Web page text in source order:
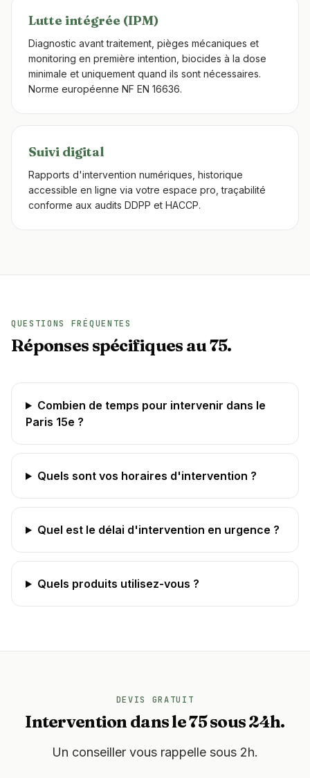
Lutte intégrée (IPM)
Diagnostic avant traitement, pièges mécaniques et
monitoring en première intention, biocides à la dose
minimale et uniquement quand ils sont nécessaires.
Norme européenne NF EN 16636.
Suivi digital
Rapports d'intervention numériques, historique
accessible en ligne via votre espace pro, traçabilité
conforme aux audits DDPP et HACCP.
QUESTIONS FRÉQUENTES
Réponses spécifiques au 75.
Combien de temps pour intervenir dans le
Paris 15e ?
Quels sont vos horaires d'intervention ?
Quel est le délai d'intervention en urgence ?
Quels produits utilisez-vous ?
DEVIS GRATUIT
Intervention dans le 75 sous 24h.
Un conseiller vous rappelle sous 2h.